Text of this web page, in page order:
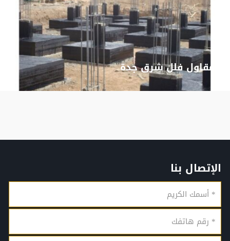
مقاول فلل شرق جدة
الإتصال بنا